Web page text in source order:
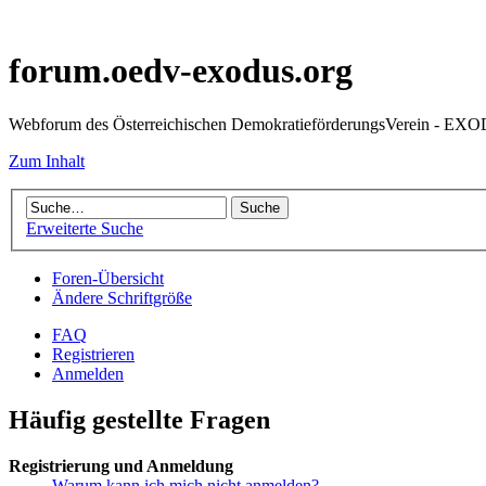
forum.oedv-exodus.org
Webforum des Österreichischen DemokratieförderungsVerein -
Zum Inhalt
Erweiterte Suche
Foren-Übersicht
Ändere Schriftgröße
FAQ
Registrieren
Anmelden
Häufig gestellte Fragen
Registrierung und Anmeldung